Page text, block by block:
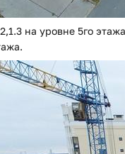
на уровне 5го